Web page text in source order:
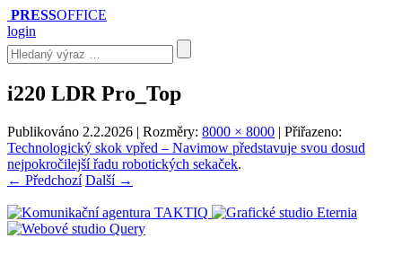
PRESSOFFICE
login
i220 LDR Pro_Top
Publikováno 2.2.2026 | Rozměry: 8000 × 8000 | Přiřazeno:
Technologický skok vpřed – Navimow představuje svou dosud
nejpokročilejší řadu robotických sekaček.
← Předchozí Další →